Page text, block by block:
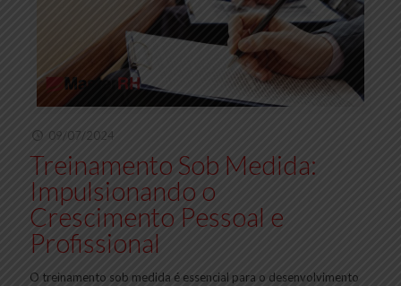
09/07/2024
Treinamento Sob Medida:
Impulsionando o
Crescimento Pessoal e
Profissional
O treinamento sob medida é essencial para o desenvolvimento